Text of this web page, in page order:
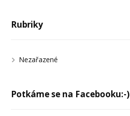
Rubriky
Nezařazené
Potkáme se na Facebooku:-)